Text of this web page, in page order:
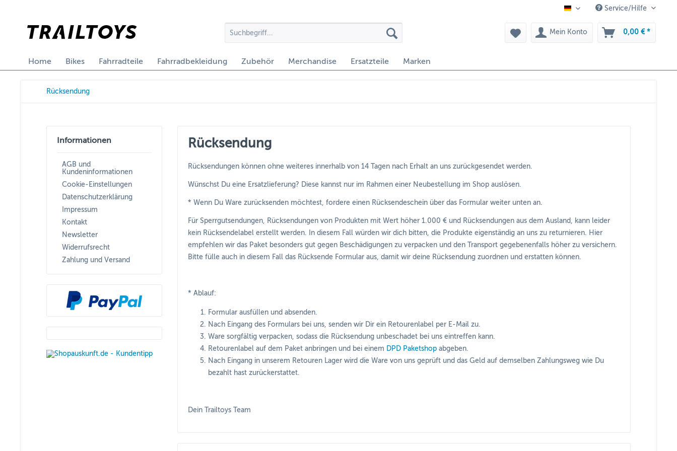
DE Service/Hilfe
Mein Konto 0,00 € *
Home Bikes Fahrradteile Fahrradbekleidung Zubehör Merchandise Ersatzteile Marken
Rücksendung
Informationen
AGB und
Kundeninformationen
Cookie-Einstellungen
Datenschutzerklärung
Impressum
Kontakt
Newsletter
Widerrufsrecht
Zahlung und Versand
Rücksendung
Rücksendungen können ohne weiteres innerhalb von 14 Tagen nach Erhalt an uns zurückgesendet werden.
Wünschst Du eine Ersatzlieferung? Diese kannst nur im Rahmen einer Neubestellung im Shop auslösen.
* Wenn Du Ware zurücksenden möchtest, fordere einen Rücksendeschein über das Formular weiter unten an.
Für Sperrgutsendungen, Rücksendungen von Produkten mit Wert höher 1.000 € und Rücksendungen aus dem Ausland, kann leider
kein Rücksendelabel erstellt werden. In diesem Fall würden wir dich bitten, die Produkte eigenständig an uns zu returnieren. Hier
empfehlen wir das Paket besonders gut gegen Beschädigungen zu verpacken und den Transport gegebenenfalls höher zu versichern.
Bitte fülle auch in diesem Fall das Rücksende Formular aus, damit wir deine Rücksendung zuordnen und erstatten können.
* Ablauf:
Formular ausfüllen und absenden.
Nach Eingang des Formulars bei uns, senden wir Dir ein Retourenlabel per E-Mail zu.
Ware sorgfältig verpacken, sodass die Rücksendung unbeschadet bei uns eintreffen kann.
Retourenlabel auf dem Paket anbringen und bei einem DPD Paketshop abgeben.
Nach Eingang in unserem Retouren Lager wird die Ware von uns geprüft und das Geld auf demselben Zahlungsweg wie Du
bezahlt hast zurückerstattet.
Dein Trailtoys Team